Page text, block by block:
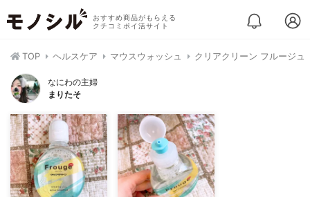
おすすめ商品がもらえる
クチコミポイ活サイト
TOP ヘルスケア マウスウォッシュ クリアクリーン フルージュ
なにわの主婦
まりたそ